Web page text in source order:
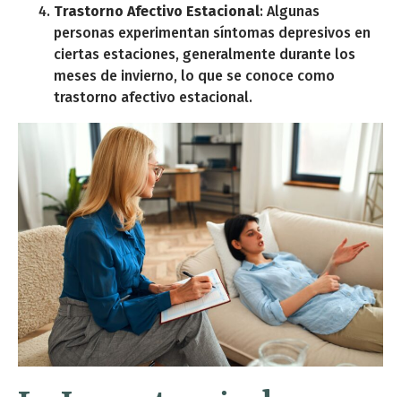
Trastorno Afectivo Estacional: Algunas
personas experimentan síntomas depresivos en
ciertas estaciones, generalmente durante los
meses de invierno, lo que se conoce como
trastorno afectivo estacional.